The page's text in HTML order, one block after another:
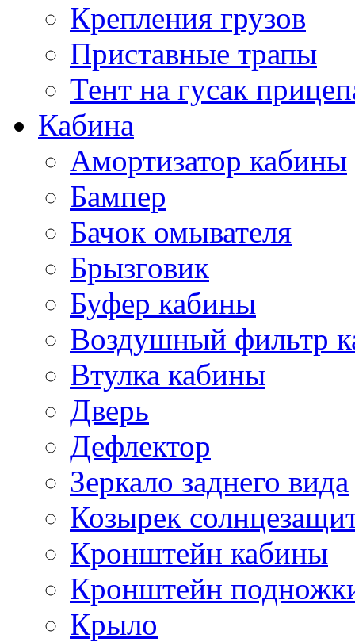
Крепления грузов
Приставные трапы
Тент на гусак
Кабина
Амортизатор кабины
Бампер
Бачок омывателя
Брызговик
Буфер кабины
Воздушный фильтр
Втулка кабины
Дверь
Дефлектор
Зеркало заднего вида
Козырек
Кронштейн кабины
Кронштейн
Крыло